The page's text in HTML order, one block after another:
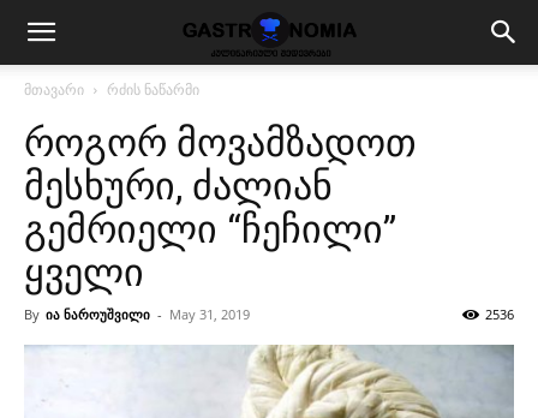
მთავარი რძის ნაწარმი
როგორ მოვამზადოთ
მესხური, ძალიან
გემრიელი “ჩეჩილი”
ყველი
By ია ნაროუშვილი - May 31, 2019 2536